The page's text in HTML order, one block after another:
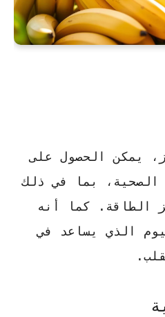
، يمكن الحصول على
الصحية، بما في ذلك
الطاقة. كما أنه
الذي يساعد في